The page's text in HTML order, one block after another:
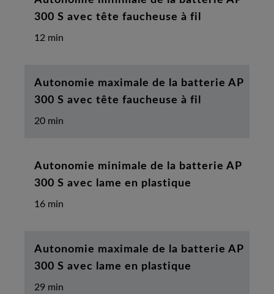
300 S avec tête faucheuse à fil
12 min
Autonomie maximale de la batterie AP
300 S avec tête faucheuse à fil
20 min
Autonomie minimale de la batterie AP
300 S avec lame en plastique
16 min
Autonomie maximale de la batterie AP
300 S avec lame en plastique
29 min